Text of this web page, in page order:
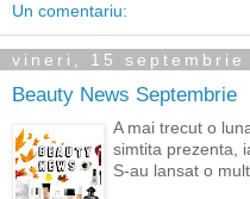
Un comentariu:
vineri, 15 septembrie
Beauty News Septembrie
A mai trecut o
simtita prezenta,
S-au lansat o